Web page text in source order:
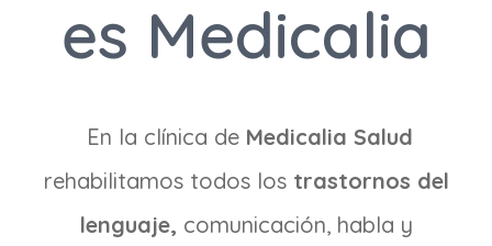
es Medicalia
En la clínica deMedicalia Salud
rehabilitamos todos los trastornos del
lenguaje, comunicación, habla y